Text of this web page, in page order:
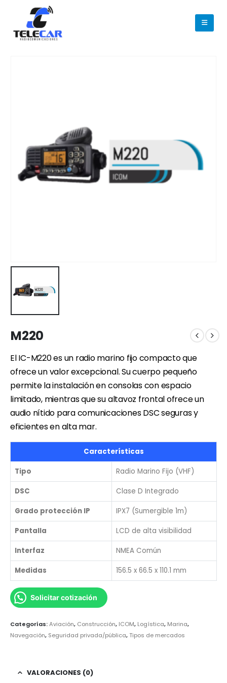
M220
El IC-M220 es un radio marino fijo compacto que
ofrece un valor excepcional. Su cuerpo pequeño
permite la instalación en consolas con espacio
limitado, mientras que su altavoz frontal ofrece un
audio nítido para comunicaciones DSC seguras y
eficientes en alta mar.
Características
Tipo Radio Marino Fijo (VHF)
DSC Clase D Integrado
Grado protección IP IPX7 (Sumergible 1m)
Pantalla LCD de alta visibilidad
Interfaz NMEA Común
Medidas 156.5 x 66.5 x 110.1 mm
Solicitar cotización
Categorías:Aviación, Construcción, ICOM, Logística, Marina,
Navegación, Seguridad privada/pública,Tipos de mercados
VALORACIONES (0)